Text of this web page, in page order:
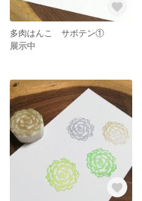
多肉はんこ サボテン①
展示中